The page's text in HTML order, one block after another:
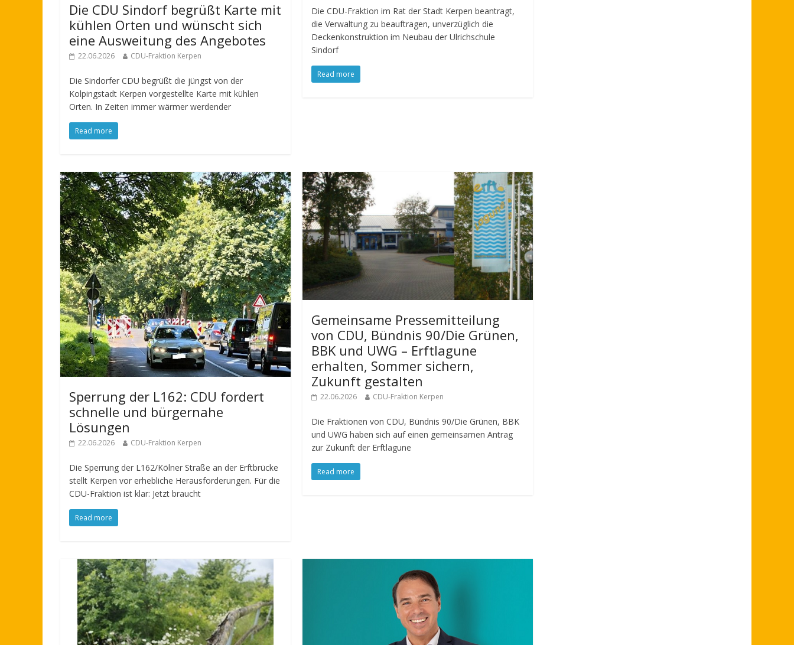
Die CDU Sindorf begrüßt Karte mit
kühlen Orten und wünscht sich
eine Ausweitung des Angebotes
22.06.2026 CDU-Fraktion Kerpen
Die Sindorfer CDU begrüßt die jüngst von der
Kolpingstadt Kerpen vorgestellte Karte mit kühlen
Orten. In Zeiten immer wärmer werdender
Read more
Die CDU-Fraktion im Rat der Stadt Kerpen beantragt,
die Verwaltung zu beauftragen, unverzüglich die
Deckenkonstruktion im Neubau der Ulrichschule
Sindorf
Read more
Sperrung der L162: CDU fordert
schnelle und bürgernahe
Lösungen
22.06.2026 CDU-Fraktion Kerpen
Die Sperrung der L162/Kölner Straße an der Erftbrücke
stellt Kerpen vor erhebliche Herausforderungen. Für die
CDU-Fraktion ist klar: Jetzt braucht
Read more
Gemeinsame Pressemitteilung
von CDU, Bündnis 90/Die Grünen,
BBK und UWG – Erftlagune
erhalten, Sommer sichern,
Zukunft gestalten
22.06.2026 CDU-Fraktion Kerpen
Die Fraktionen von CDU, Bündnis 90/Die Grünen, BBK
und UWG haben sich auf einen gemeinsamen Antrag
zur Zukunft der Erftlagune
Read more